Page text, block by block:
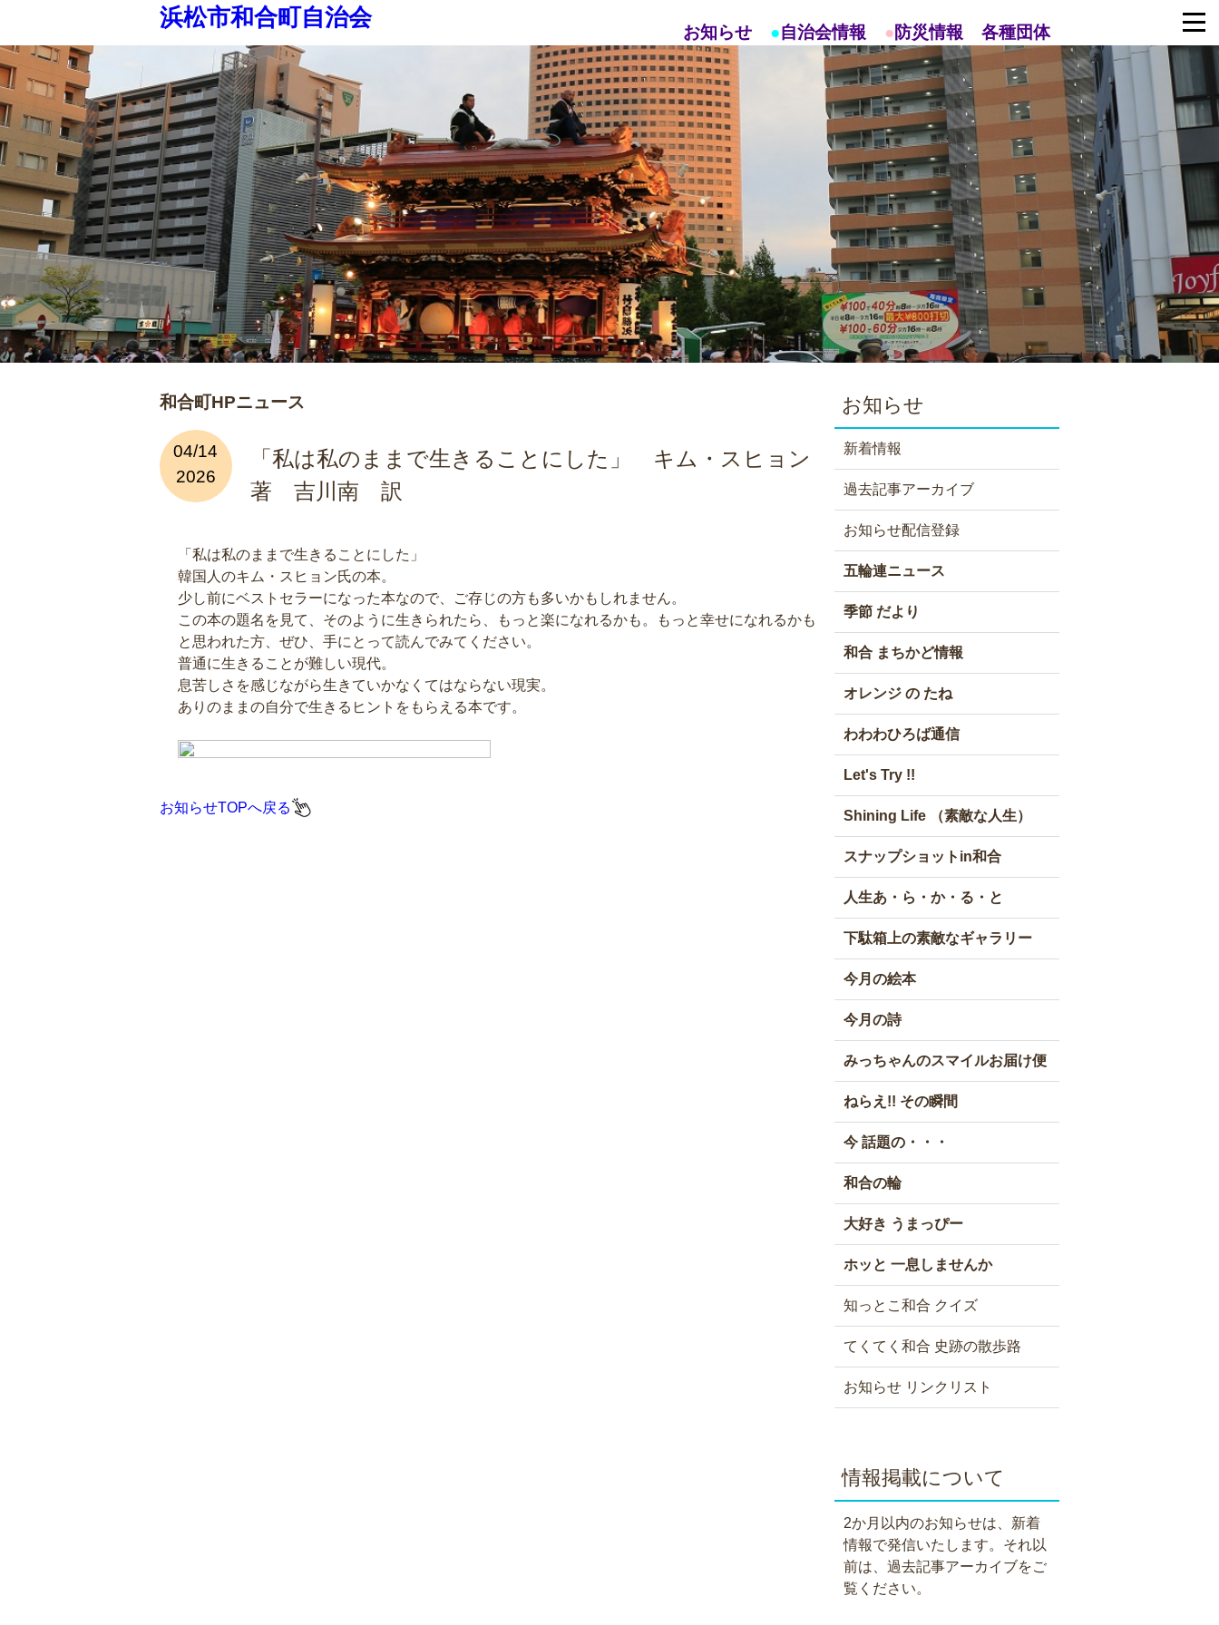
浜松市和合町自治会
お知らせ ●自治会情報 ●防災情報 各種団体
和合町HPニュース
「私は私のままで生きることにした」 キム・スヒョン
著 吉川南 訳
04/14
2026
「私は私のままで生きることにした」
韓国人のキム・スヒョン氏の本。
少し前にベストセラーになった本なので、ご存じの方も多いかもしれません。
この本の題名を見て、そのように生きられたら、もっと楽になれるかも。もっと幸せになれるかも
と思われた方、ぜひ、手にとって読んでみてください。
普通に生きることが難しい現代。
息苦しさを感じながら生きていかなくてはならない現実。
ありのままの自分で生きるヒントをもらえる本です。
お知らせTOPへ戻る
お知らせ
新着情報
過去記事アーカイブ
お知らせ配信登録
五輪連ニュース
季節 だより
和合 まちかど情報
オレンジ の たね
わわわひろば通信
Let's Try !!
Shining Life （素敵な人生）
スナップショットin和合
人生あ・ら・か・る・と
下駄箱上の素敵なギャラリー
今月の絵本
今月の詩
みっちゃんのスマイルお届け便
ねらえ!! その瞬間
今 話題の・・・
和合の輪
大好き うまっぴー
ホッと 一息しませんか
知っとこ和合 クイズ
てくてく和合 史跡の散歩路
お知らせ リンクリスト
情報掲載について
2か月以内のお知らせは、新着
情報で発信いたします。それ以
前は、過去記事アーカイブをご
覧ください。